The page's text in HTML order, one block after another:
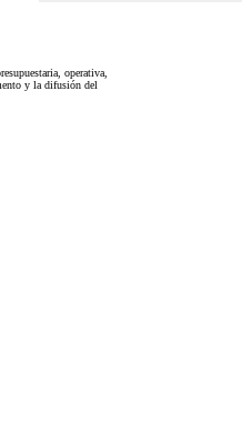
operativa,
y la difusión del